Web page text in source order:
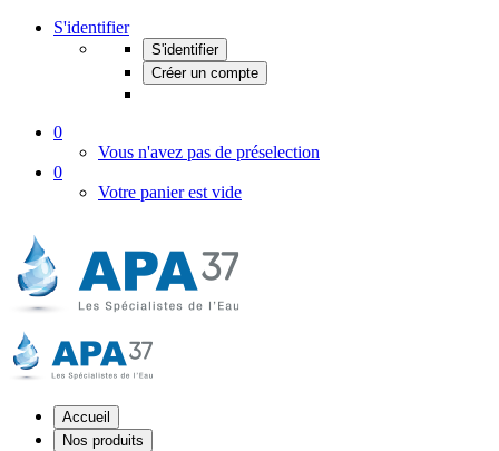
S'identifier
S'identifier
Créer un compte
0
Vous n'avez pas de préselection
0
Votre panier est vide
Accueil
Nos produits